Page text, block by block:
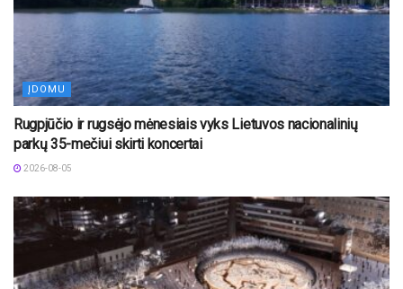
ĮDOMU
Rugpjūčio ir rugsėjo mėnesiais vyks Lietuvos nacionalinių
parkų 35-mečiui skirti koncertai
2026-08-05